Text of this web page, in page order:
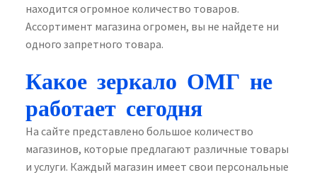
находится огромное количество товаров.
Ассортимент магазина огромен, вы не найдете ни
одного запретного товара.
Какое зеркало ОМГ не
работает сегодня
На сайте представлено большое количество
магазинов, которые предлагают различные товары
и услуги. Каждый магазин имеет свои персональные